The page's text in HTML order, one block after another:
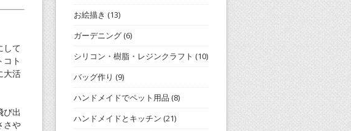
して
ト
大活
び出
さや
お絵描き (13)
ガーデニング(6)
シリコン・樹脂・レジンクラフト (10)
バッグ作り (9)
ハンドメイドでペット用品 (8)
ハンドメイドとキッチン (21)